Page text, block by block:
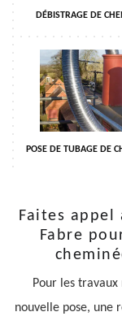
DÉBISTRAGE DE
POSE DE TUBAGE DE
Faites appel
Fabre
Pour les
nouvelle pose, une